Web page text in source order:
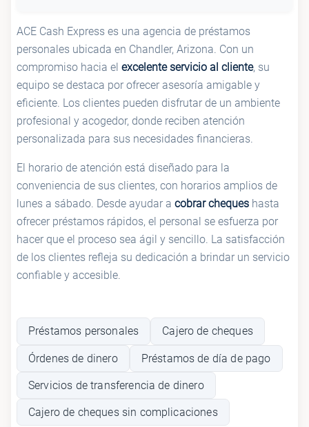
ACE Cash Express es una agencia de préstamos
personales ubicada en Chandler, Arizona. Con un
compromiso hacia el excelente servicio al cliente, su
equipo se destaca por ofrecer asesoría amigable y
eficiente. Los clientes pueden disfrutar de un ambiente
profesional y acogedor, donde reciben atención
personalizada para sus necesidades financieras.
El horario de atención está diseñado para la
conveniencia de sus clientes, con horarios amplios de
lunes a sábado. Desde ayudar a cobrar cheques hasta
ofrecer préstamos rápidos, el personal se esfuerza por
hacer que el proceso sea ágil y sencillo. La satisfacción
de los clientes refleja su dedicación a brindar un servicio
confiable y accesible.
Préstamos personales Cajero de cheques
Órdenes de dinero Préstamos de día de pago
Servicios de transferencia de dinero
Cajero de cheques sin complicaciones